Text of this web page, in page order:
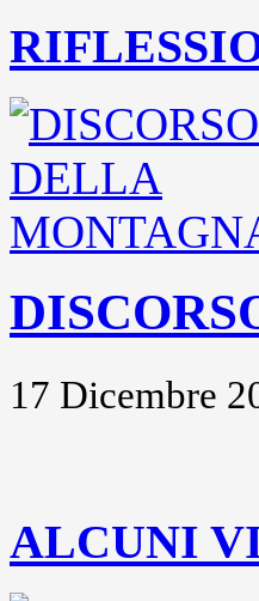
17 Dicembre
ALCUNI